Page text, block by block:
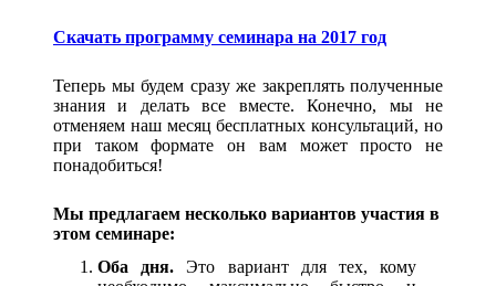
Скачать программу семинара на 2017 год
Теперь мы будем сразу же закреплять полученные
знания и делать все вместе. Конечно, мы не
отменяем наш месяц бесплатных консультаций, но
при таком формате он вам может просто не
понадобиться!
Мы предлагаем несколько вариантов участия в
этом семинаре:
Оба дня. Это вариант для тех, кому